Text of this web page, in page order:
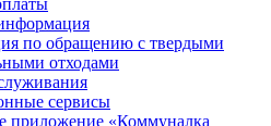
по обращению с твердыми
отходами
сервисы
приложение «Коммуналка